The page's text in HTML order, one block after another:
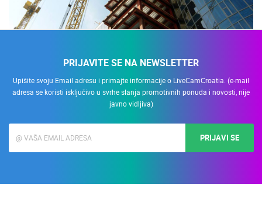
PRIJAVITE SE NA NEWSLETTER
Upišite svoju Email adresu i primajte informacije o LiveCamCroatia. (e-mail
adresa se koristi isključivo u svrhe slanja promotivnih ponuda i novosti, nije
javno vidljiva)
PRIJAVI SE